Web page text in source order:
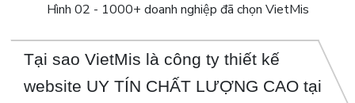
Hình 02 - 1000+ doanh nghiệp đã chọn VietMis
Tại sao VietMis là công ty thiết kế
website UY TÍN CHẤT LƯỢNG CAO tại